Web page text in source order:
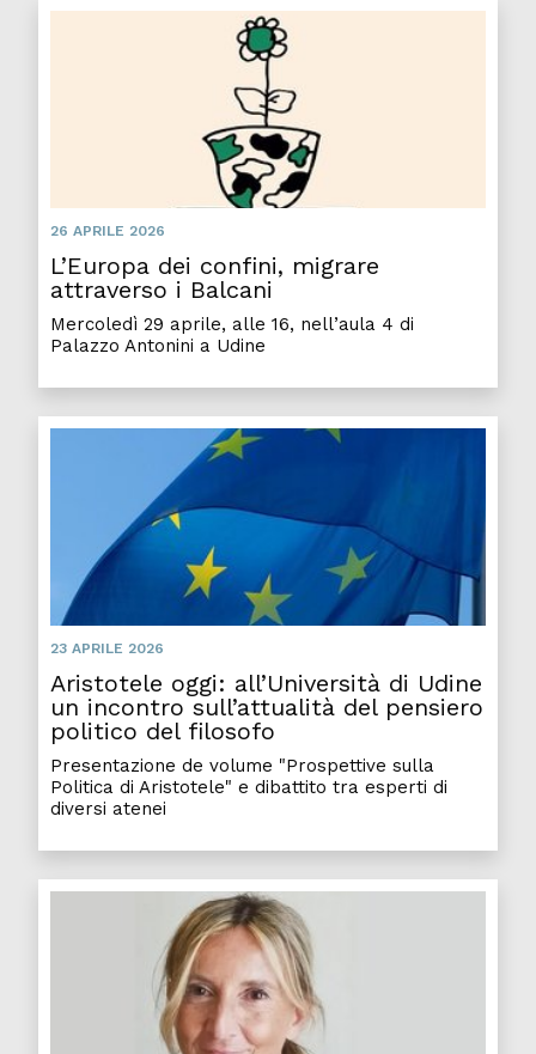
26 APRILE 2026
L’Europa dei confini, migrare
attraverso i Balcani
Mercoledì 29 aprile, alle 16, nell’aula 4 di
Palazzo Antonini a Udine
23 APRILE 2026
Aristotele oggi: all’Università di Udine
un incontro sull’attualità del pensiero
politico del filosofo
Presentazione de volume "Prospettive sulla
Politica di Aristotele" e dibattito tra esperti di
diversi atenei